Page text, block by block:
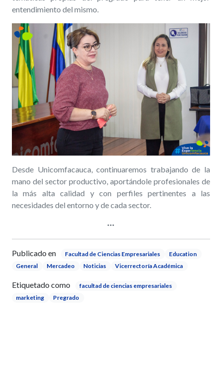
entendimiento del mismo.
Desde Unicomfacauca, continuaremos trabajando de la
mano del sector productivo, aportándole profesionales de
la más alta calidad y con perfiles pertinentes a las
necesidades del entorno y de cada sector.
Publicado en Facultad de Ciencias Empresariales
Education
General
Mercadeo Noticias Vicerrectoría Académica
Etiquetado como
facultad de ciencias empresariales
marketing
Pregrado